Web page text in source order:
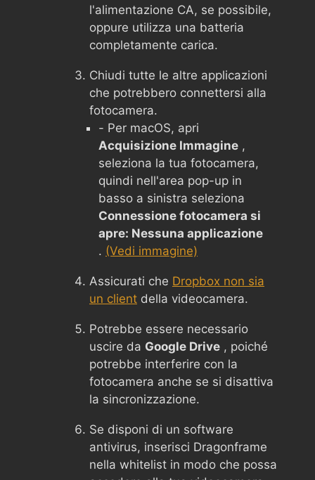
l'alimentazione CA, se possibile,
oppure utilizza una batteria
completamente carica.
Chiudi tutte le altre applicazioni
che potrebbero connettersi alla
fotocamera.
- Per macOS, apri
Acquisizione Immagine ,
seleziona la tua fotocamera,
quindi nell'area pop-up in
basso a sinistra seleziona
Connessione fotocamera si
apre: Nessuna applicazione
. (Vedi immagine)
Assicurati che Dropbox non sia
un client della videocamera.
Potrebbe essere necessario
uscire da Google Drive , poiché
potrebbe interferire con la
fotocamera anche se si disattiva
la sincronizzazione.
Se disponi di un software
antivirus, inserisci Dragonframe
nella whitelist in modo che possa